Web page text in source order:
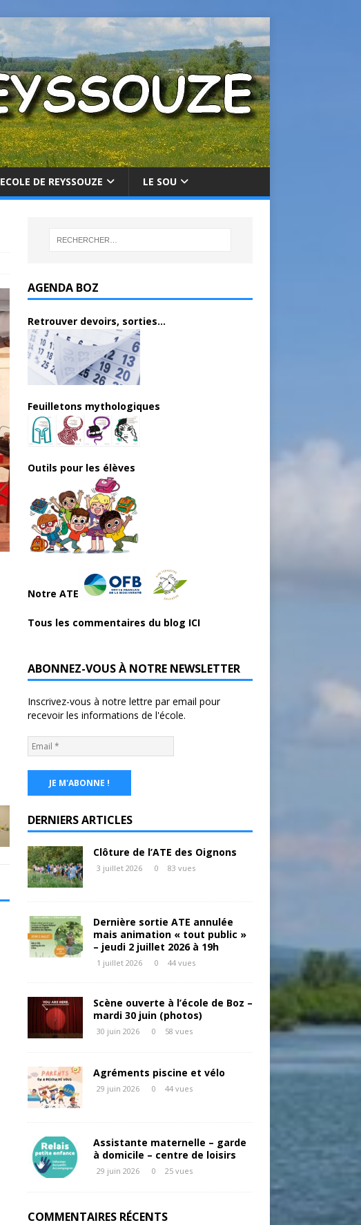
ECOLE DE REYSSOUZE LE SOU
AGENDA BOZ
Retrouver devoirs, sorties...
Feuilletons mythologiques
Outils pour les élèves
Notre ATE
Tous les commentaires du blog ICI
ABONNEZ-VOUS À NOTRE NEWSLETTER
Inscrivez-vous à notre lettre par email pour
recevoir les informations de l'école.
DERNIERS ARTICLES
Clôture de l’ATE des Oignons
3 juillet 2026 0 83 vues
Dernière sortie ATE annulée
mais animation « tout public »
– jeudi 2 juillet 2026 à 19h
1 juillet 2026 0 44 vues
Scène ouverte à l’école de Boz –
mardi 30 juin (photos)
30 juin 2026 0 58 vues
Agréments piscine et vélo
29 juin 2026 0 44 vues
Assistante maternelle – garde
à domicile – centre de loisirs
29 juin 2026 0 25 vues
COMMENTAIRES RÉCENTS